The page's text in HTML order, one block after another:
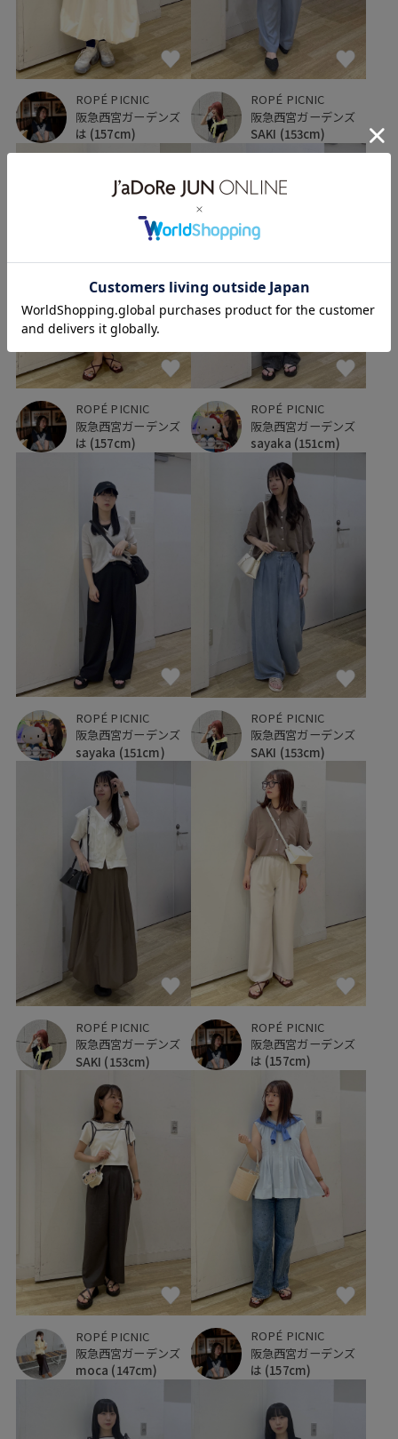
ROPÉ PICNIC
阪急西宮ガーデンズ
は (157cm)
ROPÉ PICNIC
阪急西宮ガーデンズ
SAKI (153cm)
ROPÉ PICNIC
阪急西宮ガーデンズ
は (157cm)
ROPÉ PICNIC
阪急西宮ガーデンズ
sayaka (151cm)
ROPÉ PICNIC
阪急西宮ガーデンズ
sayaka (151cm)
ROPÉ PICNIC
阪急西宮ガーデンズ
SAKI (153cm)
ROPÉ PICNIC
阪急西宮ガーデンズ
SAKI (153cm)
ROPÉ PICNIC
阪急西宮ガーデンズ
は (157cm)
ROPÉ PICNIC
阪急西宮ガーデンズ
moca (147cm)
ROPÉ PICNIC
阪急西宮ガーデンズ
は (157cm)